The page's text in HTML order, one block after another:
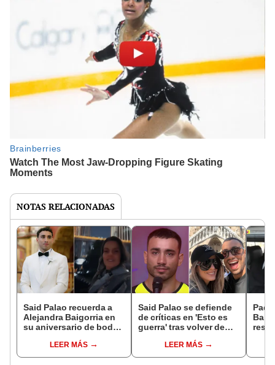
NOTAS RELACIONADAS
Said Palao recuerda a
Alejandra Baigorria en
su aniversario de bodas
China: "Gracias a mi
esposa"
LEER MÁS
Said Palao se defiende
de críticas en 'Esto es
guerra' tras volver de
Baigorria: "Me dijeron:
'Sigue tus vacaciones'"
LEER MÁS